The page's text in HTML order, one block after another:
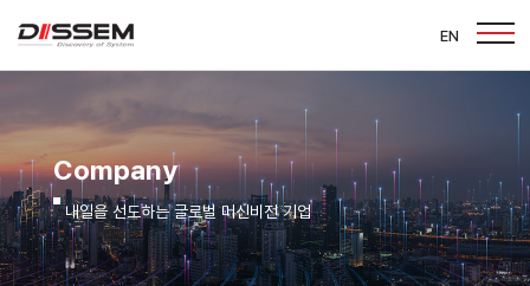
EN
Company
내일을 선도하는 글로벌 머신비전 기업